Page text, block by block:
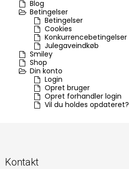
Blog
Betingelser
Betingelser
Cookies
Konkurrencebetingelser
Julegaveindkøb
Smiley
Shop
Din konto
Login
Opret bruger
Opret forhandler login
Vil du holdes opdateret?
Kontakt